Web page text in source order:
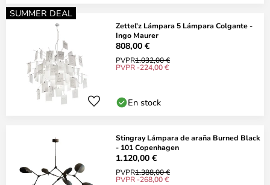
SUMMER DEAL
Zettel'z Lámpara 5 Lámpara Colgante -
Ingo Maurer
808,00 €
PVPR1.032,00 €
PVPR -224,00 €
En stock
Stingray Lámpara de araña Burned Black
- 101 Copenhagen
1.120,00 €
PVPR1.388,00 €
PVPR -268,00 €